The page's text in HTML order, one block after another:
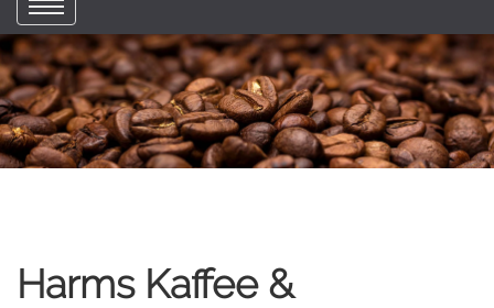
Harms Kaffee &